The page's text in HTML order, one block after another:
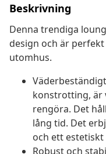
Beskrivning
Denna trendiga
design och är
utomhus.
konstrotting, är
rengöra. Det
lång tid. Det
och ett estetiskt
Robust och